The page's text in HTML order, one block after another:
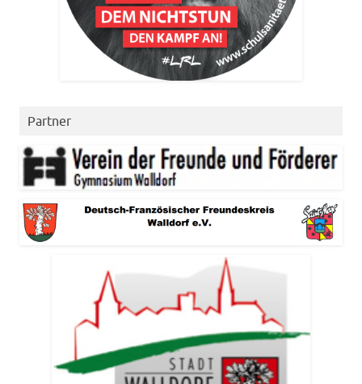
Partner